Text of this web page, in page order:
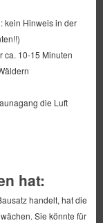
kein Hinweis in der
ca. 10-15 Minuten
die Luft
hat:
handelt, hat die
Sie könnte für